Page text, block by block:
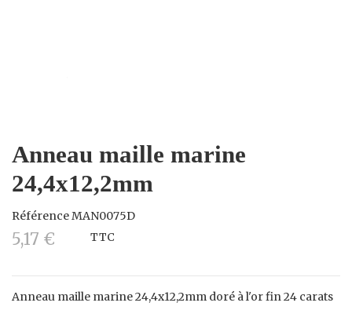
Anneau maille marine
24,4x12,2mm
RéférenceMAN0075D
5,17 € TTC
Anneau maille marine 24,4x12,2mm doré à l'or fin 24 carats